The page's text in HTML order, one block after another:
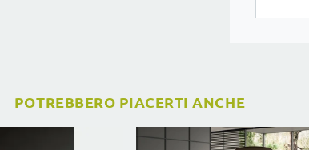
POTREBBERO PIACERTI ANCHE